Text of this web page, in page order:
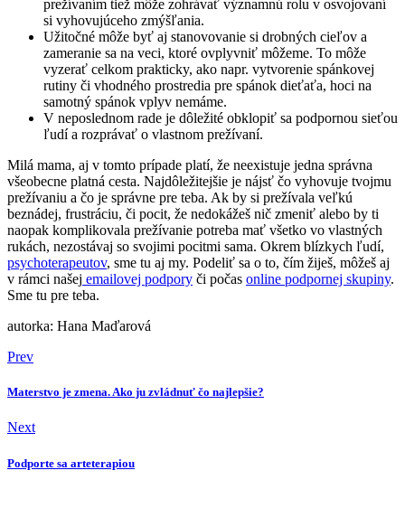
prežívaním tiež môže zohrávať významnú rolu v osvojovaní
si vyhovujúceho zmýšľania.
Užitočné môže byť aj stanovovanie si drobných cieľov a
zameranie sa na veci, ktoré ovplyvniť môžeme. To môže
vyzerať celkom prakticky, ako napr. vytvorenie spánkovej
rutiny či vhodného prostredia pre spánok dieťaťa, hoci na
samotný spánok vplyv nemáme.
V neposlednom rade je dôležité obklopiť sa podpornou sieťou
ľudí a rozprávať o vlastnom prežívaní.
Milá mama, aj v tomto prípade platí, že neexistuje jedna správna
všeobecne platná cesta. Najdôležitejšie je nájsť čo vyhovuje tvojmu
prežívaniu a čo je správne pre teba. Ak by si prežívala veľkú
beznádej, frustráciu, či pocit, že nedokážeš nič zmeniť alebo by ti
naopak komplikovala prežívanie potreba mať všetko vo vlastných
rukách, nezostávaj so svojimi pocitmi sama. Okrem blízkych ľudí,
psychoterapeutov, sme tu aj my. Podeliť sa o to, čím žiješ, môžeš aj
v rámci našej emailovej podpory či počas online podpornej skupiny.
Sme tu pre teba.
autorka: Hana Maďarová
Prev
Materstvo je zmena. Ako ju zvládnuť čo najlepšie?
Next
Podporte sa arteterapiou